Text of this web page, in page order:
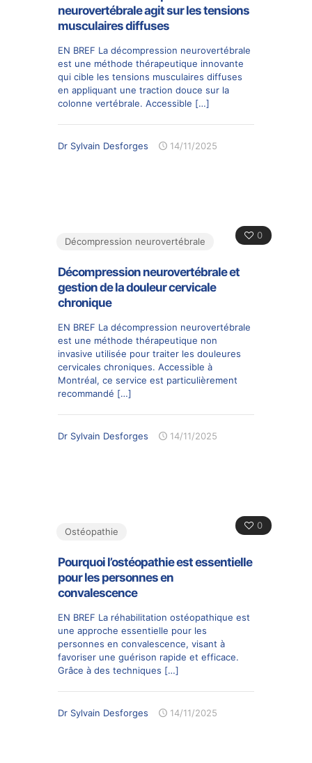
neurovertébrale agit sur les tensions
musculaires diffuses
EN BREF La décompression neurovertébrale
est une méthode thérapeutique innovante
qui cible les tensions musculaires diffuses
en appliquant une traction douce sur la
colonne vertébrale. Accessible […]
Dr Sylvain Desforges 14/11/2025
0
Décompression neurovertébrale
Décompression neurovertébrale et
gestion de la douleur cervicale
chronique
EN BREF La décompression neurovertébrale
est une méthode thérapeutique non
invasive utilisée pour traiter les douleures
cervicales chroniques. Accessible à
Montréal, ce service est particulièrement
recommandé […]
Dr Sylvain Desforges 14/11/2025
0
Ostéopathie
Pourquoi l’ostéopathie est essentielle
pour les personnes en
convalescence
EN BREF La réhabilitation ostéopathique est
une approche essentielle pour les
personnes en convalescence, visant à
favoriser une guérison rapide et efficace.
Grâce à des techniques […]
Dr Sylvain Desforges 14/11/2025